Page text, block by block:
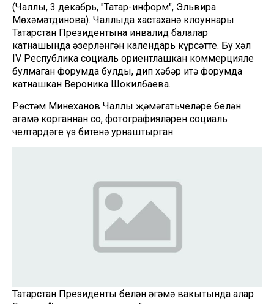
(Чаллы, 3 декабрь, "Татар-информ", Эльвира
Мөхәмәтдинова). Чаллыда хастаханә клоуннары
Татарстан Президентына инвалид балалар
катнашында әзерләнгән календарь күрсәтте. Бу хәл
IV Республика социаль ориентлашкан коммерцияле
булмаган форумда булды, дип хәбәр итә форумда
катнашкан Вероника Шокилбаева.
Рөстәм Миңнеханов Чаллы җәмәгатьчеләре белән
әңгәмә корганнан соң, фотографияләрен социаль
челтәрдәге үз битенә урнаштырган.
Татарстан Президенты белән әңгәмә вакытында алар